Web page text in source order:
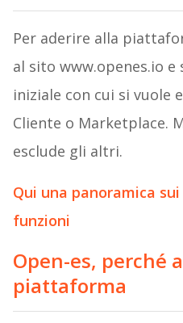
Per aderire alla
al sito www.openes.io
iniziale con cui si vuole
Cliente o Marketplace.
esclude gli altri.
Qui una panoramica
funzioni
Open-es, perché
piattaforma